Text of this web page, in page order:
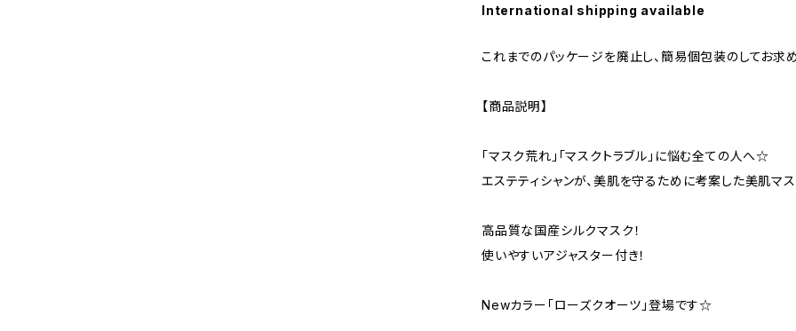
International shipping available
これまでのパッケージを廃止し、簡易個包装のしてお求
【商品説明】
「マスク荒れ」「マスクトラブル」に悩む全ての人へ☆
エステティシャンが、美肌を守るために考案した美肌マス
高品質な国産シルクマスク！
使いやすいアジャスター付き！
Newカラー「ローズクオーツ」登場です☆